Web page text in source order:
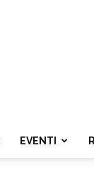
EVENTI